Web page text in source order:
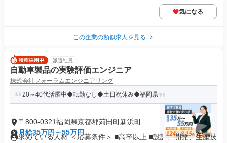
気になる
この企業の類似求人を見る
派遣社員
自動車製品の実験評価エンジニア
株式会社フォーラムエンジニアリング
20～40代活躍中◆転勤なし◆土日祝休み◆福岡県
〒800-0321福岡県京都郡苅田町新浜町
月給35万円～55万円
求めている人材 ＜応募条件＞ ■高卒以上 ■設計、開発、生産技